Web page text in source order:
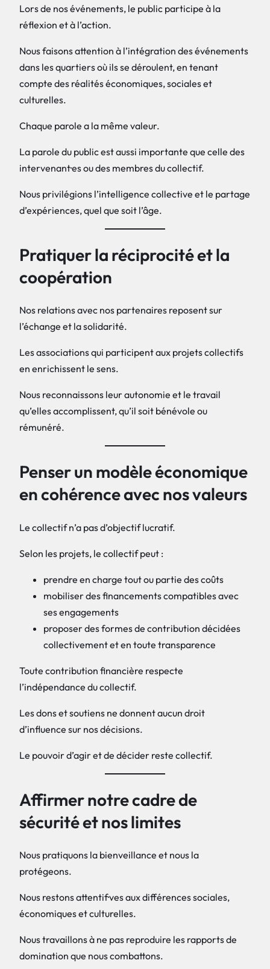
Lors de nos événements, le public participe à la
réflexion et à l’action.
Nous faisons attention à l’intégration des événements
dans les quartiers où ils se déroulent, en tenant
compte des réalités économiques, sociales et
culturelles.
Chaque parole a la même valeur.
La parole du public est aussi importante que celle des
intervenant·es ou des membres du collectif.
Nous privilégions l’intelligence collective et le partage
d’expériences, quel que soit l’âge.
Pratiquer la réciprocité et la
coopération
Nos relations avec nos partenaires reposent sur
l’échange et la solidarité.
Les associations qui participent aux projets collectifs
en enrichissent le sens.
Nous reconnaissons leur autonomie et le travail
qu’elles accomplissent, qu’il soit bénévole ou
rémunéré.
Penser un modèle économique
en cohérence avec nos valeurs
Le collectif n’a pas d’objectif lucratif.
Selon les projets, le collectif peut :
prendre en charge tout ou partie des coûts
mobiliser des financements compatibles avec
ses engagements
proposer des formes de contribution décidées
collectivement et en toute transparence
Toute contribution financière respecte
l’indépendance du collectif.
Les dons et soutiens ne donnent aucun droit
d’influence sur nos décisions.
Le pouvoir d’agir et de décider reste collectif.
Affirmer notre cadre de
sécurité et nos limites
Nous pratiquons la bienveillance et nous la
protégeons.
Nous restons attentif·ves aux différences sociales,
économiques et culturelles.
Nous travaillons à ne pas reproduire les rapports de
domination que nous combattons.